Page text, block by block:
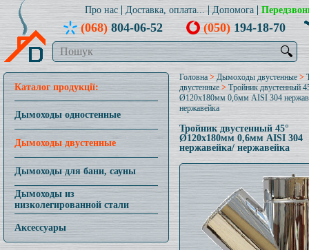
Про нас Доставка, оплата... Допомога
(068)804-06-52 (050)194-18-70
🔍
Каталог продукції:
Дымоходы одностенные
Дымоходы двустенные
Дымоходы для бани, сауны
Дымоходы из
низколегированной стали
Аксессуары
Головна > Дымоходы двустенные >
двустенные>Тройник двустенный
Ø120x180мм 0,6мм AISI 304
нержавейка
Тройник двустенный 45°
Ø120x180мм 0,6мм AISI 304
нержавейка/ нержавейка